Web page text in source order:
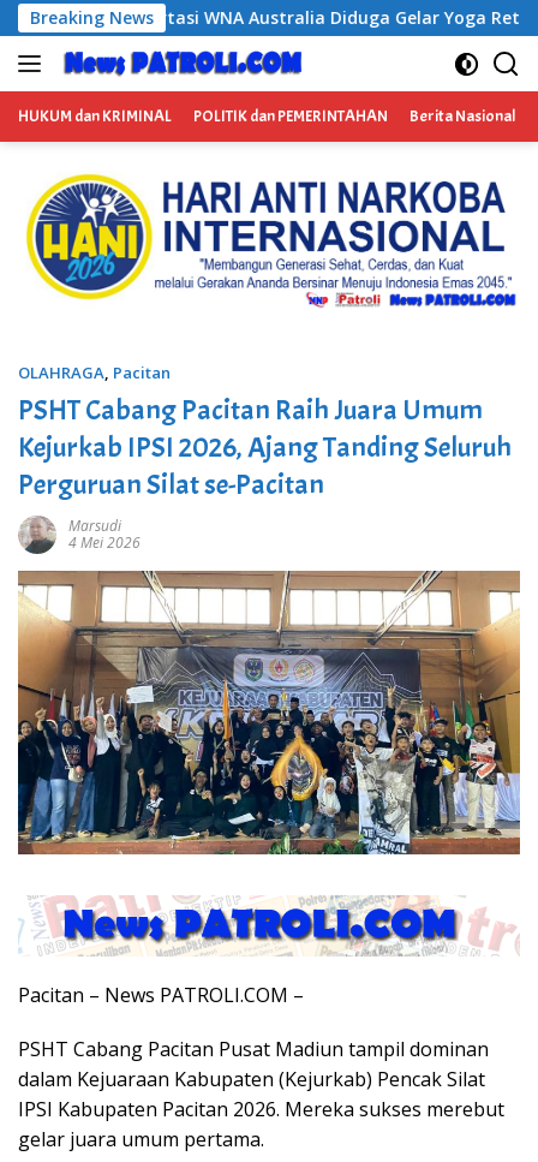
Langsung
ke
konten
Breaking News
Gelar Yoga Retreat dan Menjadi Instruktur Meditasi
HUKUM dan KRIMINAL POLITIK dan PEMERINTAHAN Berita Nasional
OLAHRAGA, Pacitan
PSHT Cabang Pacitan Raih Juara Umum
Kejurkab IPSI 2026, Ajang Tanding Seluruh
Perguruan Silat se-Pacitan
Marsudi
4 Mei 2026
Pacitan – News PATROLI.COM –
PSHT Cabang Pacitan Pusat Madiun tampil dominan
dalam Kejuaraan Kabupaten (Kejurkab) Pencak Silat
IPSI Kabupaten Pacitan 2026. Mereka sukses merebut
gelar juara umum pertama.